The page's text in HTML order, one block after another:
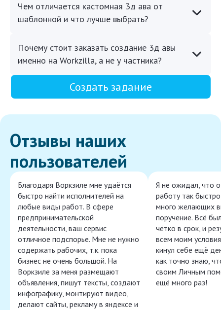
Чем отличается кастомная 3д ава от
шаблонной и что лучше выбрать?
Почему стоит заказать создание 3д авы
именно на Workzilla, а не у частника?
Создать задание
Отзывы наших
пользователей
Благодаря Воркзиле мне удаётся
быстро найти исполнителей на
любые виды работ. В сфере
предпринимательской
деятельности, ваш сервис
отличное подспорье. Мне не нужно
содержать рабочих, т.к. пока
бизнес не очень большой. На
Воркзиле за меня размещают
объявления, пишут тексты, создают
инфографику, монтируют видео,
делают сайты, рекламу в яндексе и
Я не ожидал, что
работу так
много желающих
поручение. Всё
чётко в срок, и
всем моим
кинул себе ещё
как точно знаю,
своим Личным
ещё много раз!